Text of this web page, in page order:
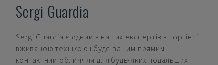
Sergi Guardia
Sergi Guardia є одним з наших експертів з торгівлі
вживаною технікою і буде вашим прямим
контактним обличчям для будь-яких подальших